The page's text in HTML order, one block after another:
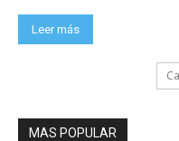
Leer más
MAS POPULAR